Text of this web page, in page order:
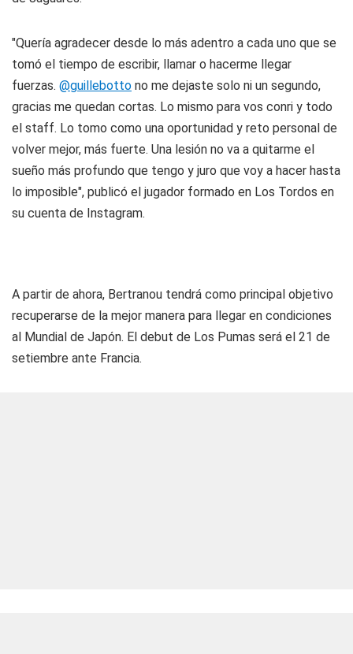
"Quería agradecer desde lo más adentro a cada uno que se
tomó el tiempo de escribir, llamar o hacerme llegar
fuerzas. @guillebotto no me dejaste solo ni un segundo,
gracias me quedan cortas. Lo mismo para vos conri y todo
el staff. Lo tomo como una oportunidad y reto personal de
volver mejor, más fuerte. Una lesión no va a quitarme el
sueño más profundo que tengo y juro que voy a hacer hasta
lo imposible", publicó el jugador formado en Los Tordos en
su cuenta de Instagram.
A partir de ahora, Bertranou tendrá como principal objetivo
recuperarse de la mejor manera para llegar en condiciones
al Mundial de Japón. El debut de Los Pumas será el 21 de
setiembre ante Francia.